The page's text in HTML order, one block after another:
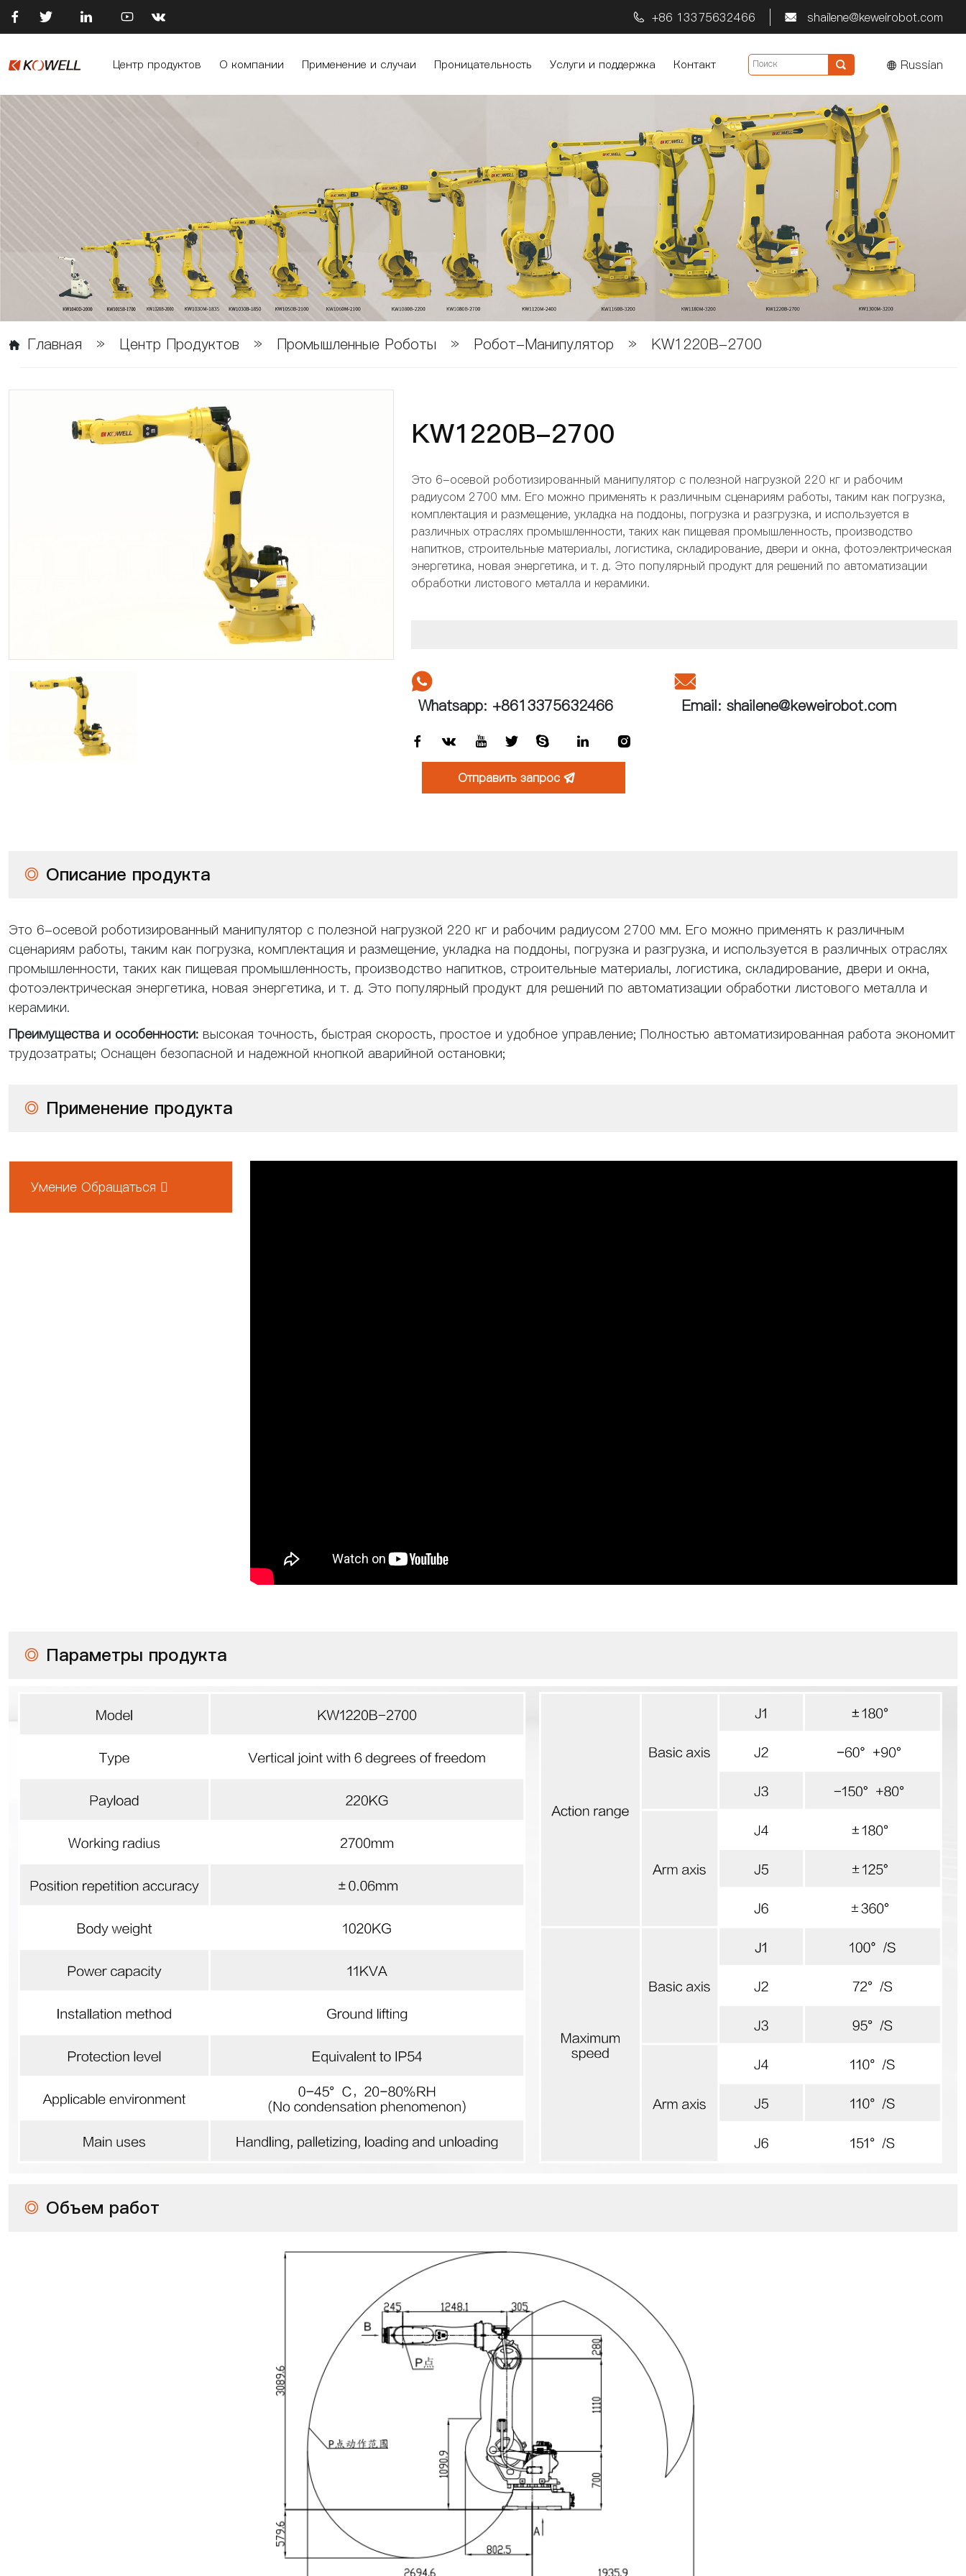
      +86 13375632466  shailene@keweirobot.com
Центр продуктов О компании Применение и случаи Проницательность Услуги и поддержка Контакт  Russian
Главная » Центр Продуктов » Промышленные Роботы » Робот-Манипулятор » KW1220B-2700
KW1220B-2700
Это 6-осевой роботизированный манипулятор с полезной нагрузкой 220 кг и рабочим
радиусом 2700 мм. Его можно применять к различным сценариям работы, таким как погрузка,
комплектация и размещение, укладка на поддоны, погрузка и разгрузка, и используется в
различных отраслях промышленности, таких как пищевая промышленность, производство
напитков, строительные материалы, логистика, складирование, двери и окна, фотоэлектрическая
энергетика, новая энергетика, и т. д. Это популярный продукт для решений по автоматизации
обработки листового металла и керамики.

Whatsapp: +8613375632466

Email: shailene@keweirobot.com
      
Отправить запрос 
◎ Описание продукта
Это 6-осевой роботизированный манипулятор с полезной нагрузкой 220 кг и рабочим радиусом 2700 мм. Его можно применять к различным
сценариям работы, таким как погрузка, комплектация и размещение, укладка на поддоны, погрузка и разгрузка, и используется в различных отраслях
промышленности, таких как пищевая промышленность, производство напитков, строительные материалы, логистика, складирование, двери и окна,
фотоэлектрическая энергетика, новая энергетика, и т. д. Это популярный продукт для решений по автоматизации обработки листового металла и
керамики.
Преимущества и особенности: высокая точность, быстрая скорость, простое и удобное управление; Полностью автоматизированная работа экономит
трудозатраты; Оснащен безопасной и надежной кнопкой аварийной остановки;
◎ Применение продукта
Умение Обращаться 
◎ Параметры продукта
◎ Объем работ